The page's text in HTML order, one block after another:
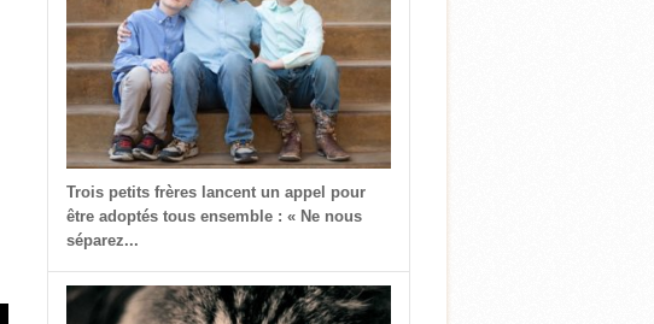
Trois petits frères lancent un appel pour
être adoptés tous ensemble : « Ne nous
séparez...